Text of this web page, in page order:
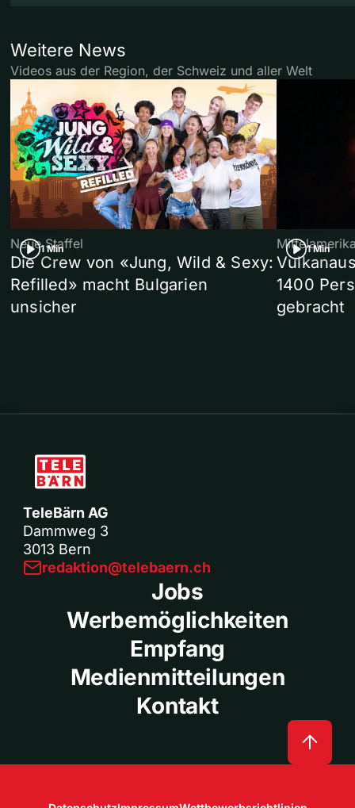
Weitere News
Videos aus der Region, der Schweiz und aller Welt
1 Min
Neue Staffel
Die Crew von «Jung, Wild & Sexy:
Refilled» macht Bulgarien
unsicher
1 Min
1400
gebracht
TeleBärn AG
Dammweg 3
3013 Bern
redaktion@telebaern.ch
Jobs
Werbemöglichkeiten
Empfang
Medienmitteilungen
Kontakt